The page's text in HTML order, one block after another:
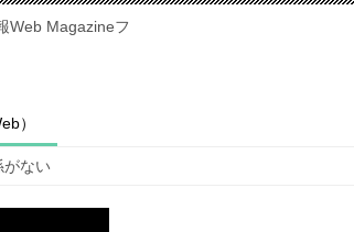
Web Magazineフ
）
がない